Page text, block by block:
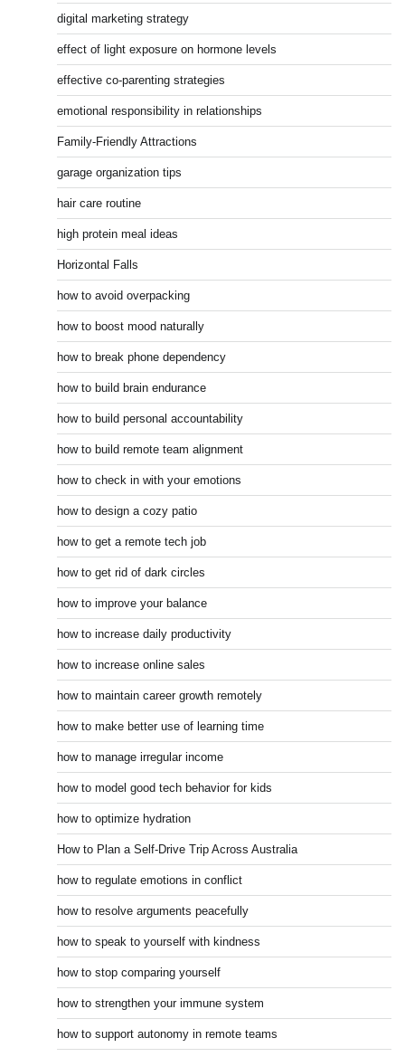
digital marketing strategy
effect of light exposure on hormone levels
effective co-parenting strategies
emotional responsibility in relationships
Family-Friendly Attractions
garage organization tips
hair care routine
high protein meal ideas
Horizontal Falls
how to avoid overpacking
how to boost mood naturally
how to break phone dependency
how to build brain endurance
how to build personal accountability
how to build remote team alignment
how to check in with your emotions
how to design a cozy patio
how to get a remote tech job
how to get rid of dark circles
how to improve your balance
how to increase daily productivity
how to increase online sales
how to maintain career growth remotely
how to make better use of learning time
how to manage irregular income
how to model good tech behavior for kids
how to optimize hydration
How to Plan a Self-Drive Trip Across Australia
how to regulate emotions in conflict
how to resolve arguments peacefully
how to speak to yourself with kindness
how to stop comparing yourself
how to strengthen your immune system
how to support autonomy in remote teams